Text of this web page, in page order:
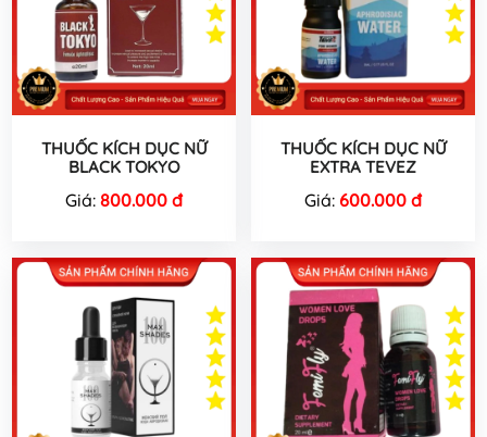
THUỐC KÍCH DỤC NỮ
BLACK TOKYO
Giá: 800.000 đ
THUỐC KÍCH DỤC NỮ
EXTRA TEVEZ
Giá: 600.000 đ